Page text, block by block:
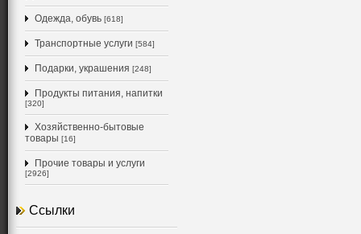
Одежда, обувь [618]
Транспортные услуги [584]
Подарки, украшения [248]
Продукты питания, напитки
[320]
Хозяйственно-бытовые
товары [16]
Прочие товары и услуги
[2926]
Ссылки